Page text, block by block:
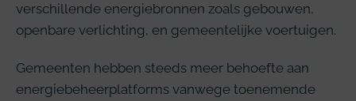
verschillende energiebronnen zoals gebouwen,
openbare verlichting, en gemeentelijke voertuigen.
Gemeenten hebben steeds meer behoefte aan
energiebeheerplatforms vanwege toenemende